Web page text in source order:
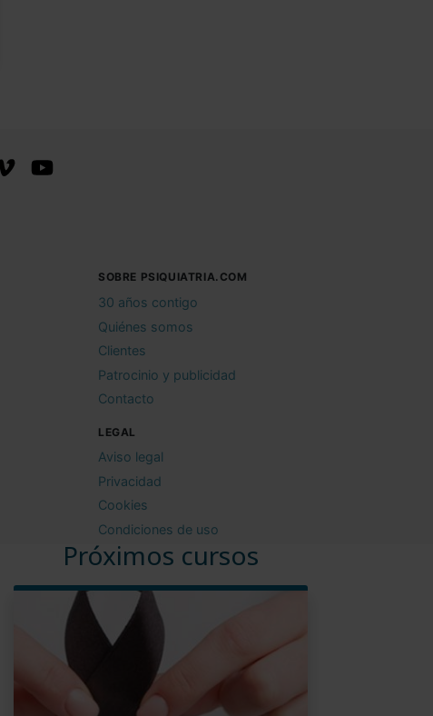
Próximos cursos
SOBRE PSIQUIATRIA.COM
30 años contigo
Quiénes somos
Clientes
Patrocinio y publicidad
Contacto
LEGAL
Aviso legal
Privacidad
Cookies
Condiciones de uso